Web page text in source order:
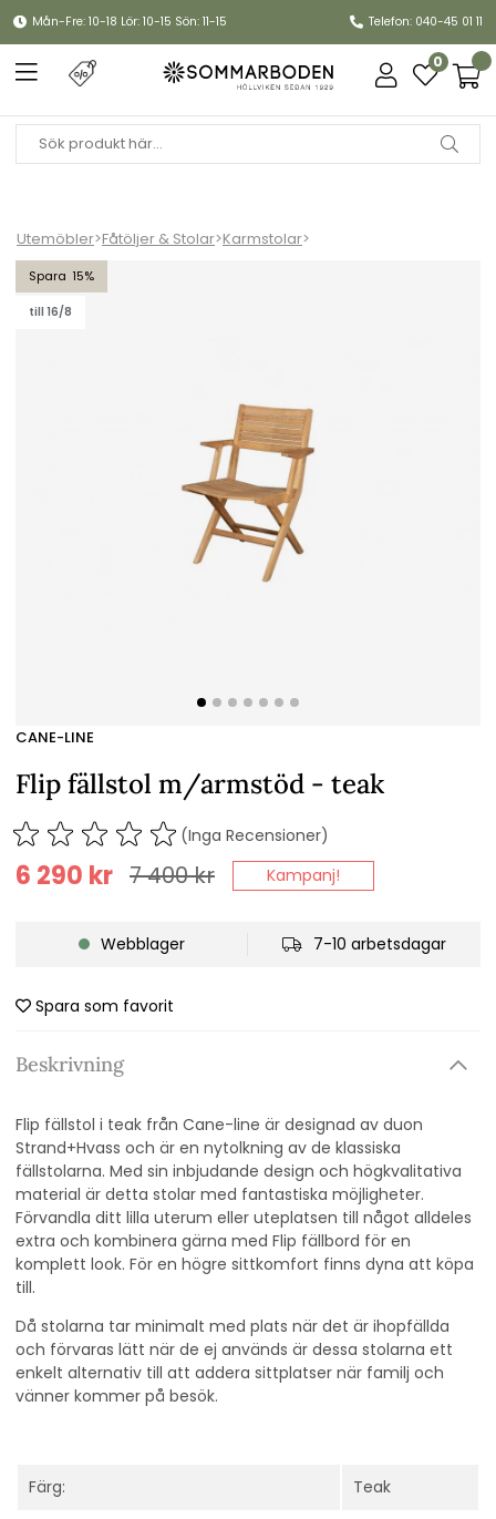
Mån-Fre: 10-18 Lör: 10-15 Sön: 11-15 Telefon: 040-45 01 11
0
Utemöbler>Fåtöljer & Stolar>Karmstolar>
15
till 16/8
Flip fällstol m/armstöd - teak
CANE-LINE
Flip fällstol m/armstöd - teak
(Inga Recensioner)
7 400kr
6 290 kr Kampanj!
Webblager 7-10 arbetsdagar
Spara som favorit
Beskrivning
Flip fällstol i teak från Cane-line är designad av duon
Strand+Hvass och är en nytolkning av de klassiska
fällstolarna. Med sin inbjudande design och högkvalitativa
material är detta stolar med fantastiska möjligheter.
Förvandla ditt lilla uterum eller uteplatsen till något alldeles
extra och kombinera gärna med Flip fällbord för en
komplett look. För en högre sittkomfort finns dyna att köpa
till.
Då stolarna tar minimalt med plats när det är ihopfällda
och förvaras lätt när de ej används är dessa stolarna ett
enkelt alternativ till att addera sittplatser när familj och
vänner kommer på besök.
Färg: Teak